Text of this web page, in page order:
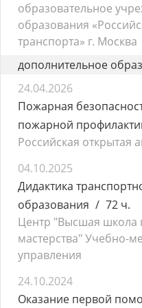
образовательное
образования
транспорта» г. Москва
дополнительное
24.04.2026
Пожарная
пожарной
Российская открытая
04.10.2025
Дидактика
образования
72 ч.
Центр "Высшая школа
мастерства" Учебно-
управления
24.10.2024
Оказание первой